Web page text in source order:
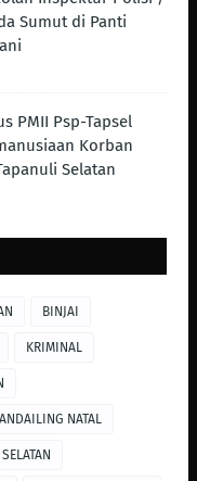
Sumut di Panti
PMII Psp-Tapsel
Korban
Selatan
BINJAI
KRIMINAL
NATAL